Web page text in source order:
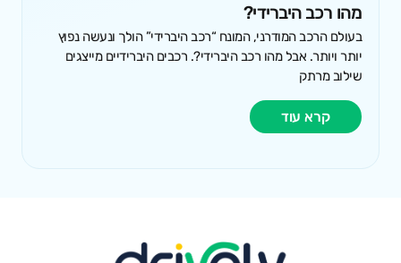
מהו רכב היברידי?
בעולם הרכב המודרני, המונח “רכב היברידי” הולך ונעשה נפוץ
יותר ויותר. אבל מהו רכב היברידי?. רכבים היברידיים מייצגים
שילוב מרתק
קרא עוד